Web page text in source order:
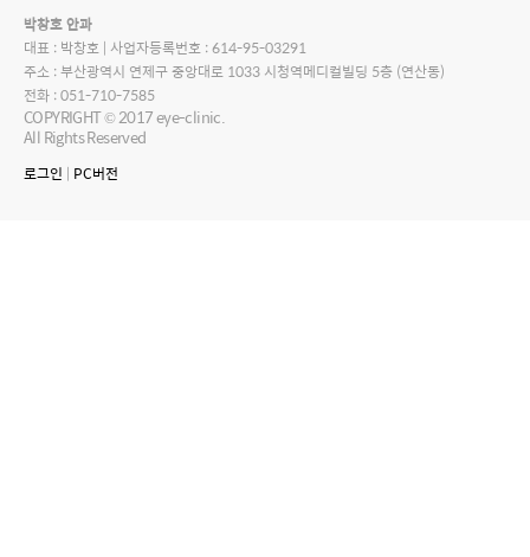
박창호 안과
대표 : 박창호 | 사업자등록번호 : 614-95-03291
주소 : 부산광역시 연제구 중앙대로 1033 시청역메디컬빌딩 5층 (연산동)
전화 : 051-710-7585
COPYRIGHT © 2017 eye-clinic.
All Rights Reserved
로그인 | PC버전